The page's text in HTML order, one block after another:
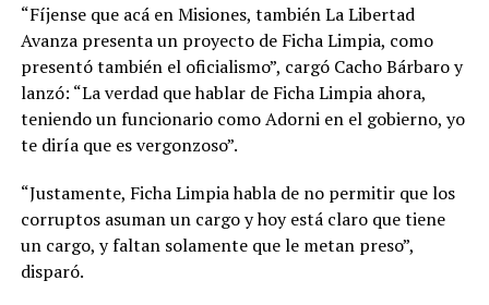
“Fíjense que acá en Misiones, también La Libertad
Avanza presenta un proyecto de Ficha Limpia, como
presentó también el oficialismo”, cargó Cacho Bárbaro y
lanzó: “La verdad que hablar de Ficha Limpia ahora,
teniendo un funcionario como Adorni en el gobierno, yo
te diría que es vergonzoso”.
“Justamente, Ficha Limpia habla de no permitir que los
corruptos asuman un cargo y hoy está claro que tiene
un cargo, y faltan solamente que le metan preso”,
disparó.